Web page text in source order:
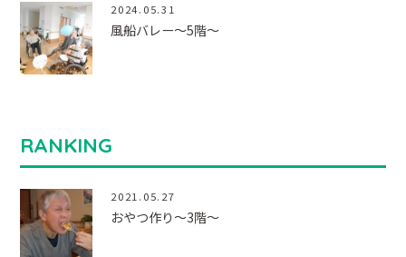
2024.05.31
風船バレー～5階～
RANKING
2021.05.27
おやつ作り～3階～